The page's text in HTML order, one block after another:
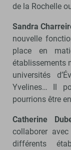
de la Rochelle
Sandra
nouvelle
place en
établissements
universités
Yvelines… Il
pourrions être
Catherine
collaborer
différents